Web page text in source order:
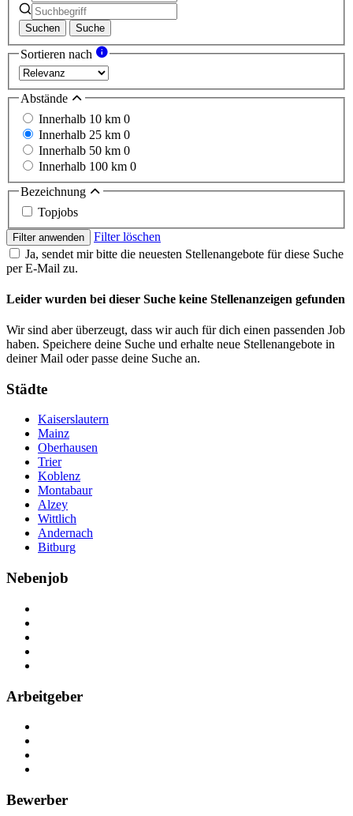
Suchen Suche
Sortieren nach
Abstände
Innerhalb 10 km 0
Innerhalb 25 km 0
Innerhalb 50 km 0
Innerhalb 100 km 0
Bezeichnung
Topjobs
Filter anwenden
Filter löschen
Ja, sendet mir bitte die neuesten Stellenangebote für diese Suche
per E-Mail zu.
Leider wurden bei dieser Suche keine Stellenanzeigen gefunden
Wir sind aber überzeugt, dass wir auch für dich einen passenden Job
haben. Speichere deine Suche und erhalte neue Stellenangebote in
deiner Mail oder passe deine Suche an.
Städte
Kaiserslautern
Mainz
Oberhausen
Trier
Koblenz
Montabaur
Alzey
Wittlich
Andernach
Bitburg
Nebenjob
Arbeitgeber
Bewerber